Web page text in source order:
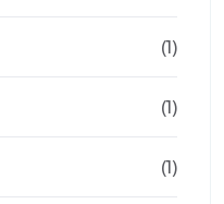
(1)
(1)
(1)